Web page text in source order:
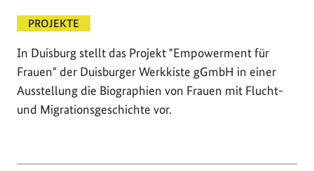
PROJEKTE
In Duisburg stellt das Projekt "Empowerment für
Frauen" der Duisburger Werkkiste gGmbH in einer
Ausstellung die Biographien von Frauen mit Flucht-
und Migrationsgeschichte vor.